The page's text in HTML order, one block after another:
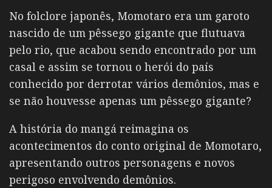
No folclore japonês, Momotaro era um garoto
nascido de um pêssego gigante que flutuava
pelo rio, que acabou sendo encontrado por um
casal e assim se tornou o herói do país
conhecido por derrotar vários demônios, mas e
se não houvesse apenas um pêssego gigante?
A história do mangá reimagina os
acontecimentos do conto original de Momotaro,
apresentando outros personagens e novos
perigoso envolvendo demônios.